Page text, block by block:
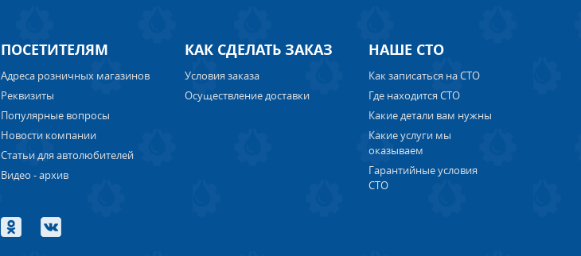
ПОСЕТИТЕЛЯМ
Адреса розничных магазинов
Реквизиты
Популярные вопросы
Новости компании
Статьи для автолюбителей
Видео - архив
КАК СДЕЛАТЬ ЗАКАЗ
Условия заказа
Осуществление доставки
НАШЕ СТО
Как записаться на СТО
Где находится СТО
Какие детали вам нужны
Какие услуги мы
оказываем
Гарантийные условия
СТО